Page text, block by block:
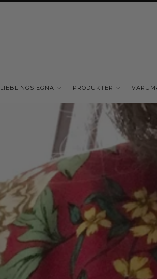
LIEBLINGS EGNA PRODUKTER